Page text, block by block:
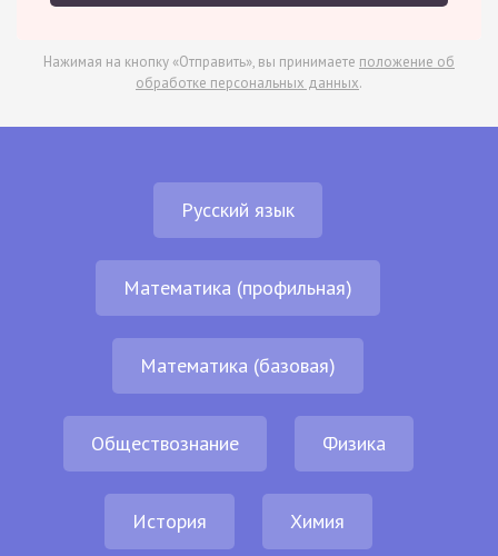
Нажимая на кнопку «Отправить», вы принимаете положение об
обработке персональных данных.
Русский язык
Математика (профильная)
Математика (базовая)
Обществознание Физика
История Химия